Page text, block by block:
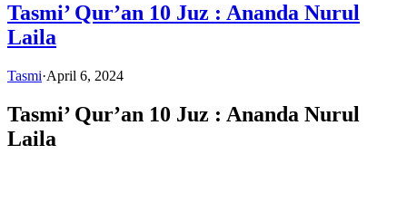
Tasmi’ Qur’an 10 Juz : Ananda Nurul
Laila
Tasmi·April 6, 2024
Tasmi’ Qur’an 10 Juz : Ananda Nurul
Laila